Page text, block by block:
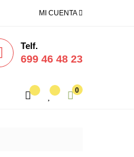
MI CUENTA
Telf.
699 46 48 23
0